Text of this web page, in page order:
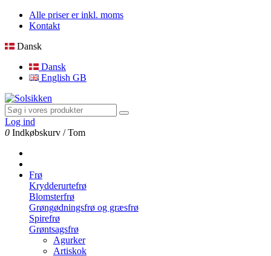
Alle priser er inkl. moms
Kontakt
Dansk
Dansk
English GB
Log ind
0 Indkøbskurv /Tom
Frø
Krydderurtefrø
Blomsterfrø
Grøngødningsfrø og græsfrø
Spirefrø
Grøntsagsfrø
Agurker
Artiskok